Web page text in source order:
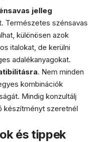
jelleg
Természetes szénsavas
különösen azok
italokat, de kerülni
adalékanyagokat.
. Nem minden
kombinációk
Mindig konzultálj
készítményt szeretnél
és tippek